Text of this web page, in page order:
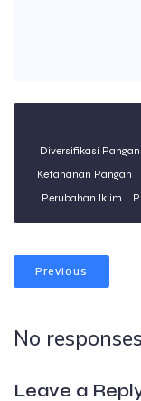
Diversifikasi Pangan
Ketahanan Pangan
Perubahan Iklim
Previous
No
Leave a